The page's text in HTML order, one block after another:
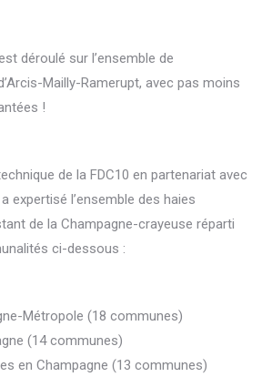
déroulé sur l’ensemble de
Mailly-Ramerupt, avec pas moins
!
de la FDC10 en partenariat avec
expertisé l’ensemble des haies
de la Champagne-crayeuse réparti
ci-dessous :
Métropole (18 communes)
(14 communes)
en Champagne (13 communes)